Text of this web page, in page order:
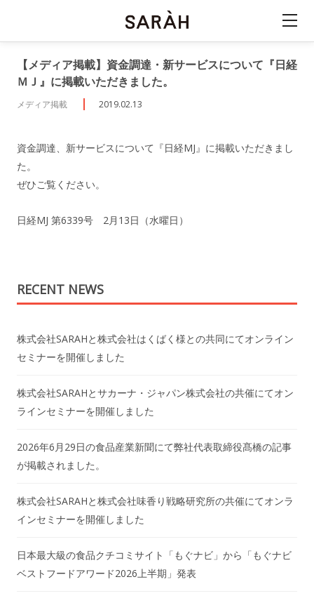
【メディア掲載】資金調達・新サービスについて『日経
ＭＪ』に掲載いただきました。
メディア掲載 2019.02.13
資金調達、新サービスについて『日経MJ』に掲載いただきまし
た。
ぜひご覧ください。
日経MJ 第6339号 2月13日（水曜日）
RECENT NEWS
株式会社SARAHと株式会社はくばく様との共同にてオンライン
セミナーを開催しました
株式会社SARAHとサカーナ・ジャパン株式会社の共催にてオン
ラインセミナーを開催しました
2026年6月29日の食品産業新聞にて弊社代表取締役髙橋の記事
が掲載されました。
株式会社SARAHと株式会社味香り戦略研究所の共催にてオンラ
インセミナーを開催しました
日本最大級の食品クチコミサイト「もぐナビ」から「もぐナビ
ベストフードアワード2026上半期」発表